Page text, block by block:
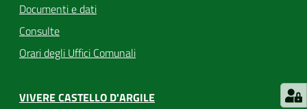
Documenti e dati
Consulte
Orari degli Uffici Comunali
VIVERE CASTELLO D'ARGILE